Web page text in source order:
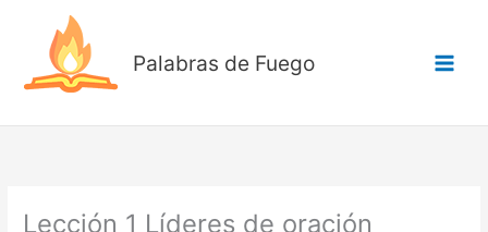
contenido
Palabras de Fuego
Lección 1 Líderes de oración